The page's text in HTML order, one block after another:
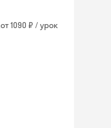
от 1090 ₽ / урок